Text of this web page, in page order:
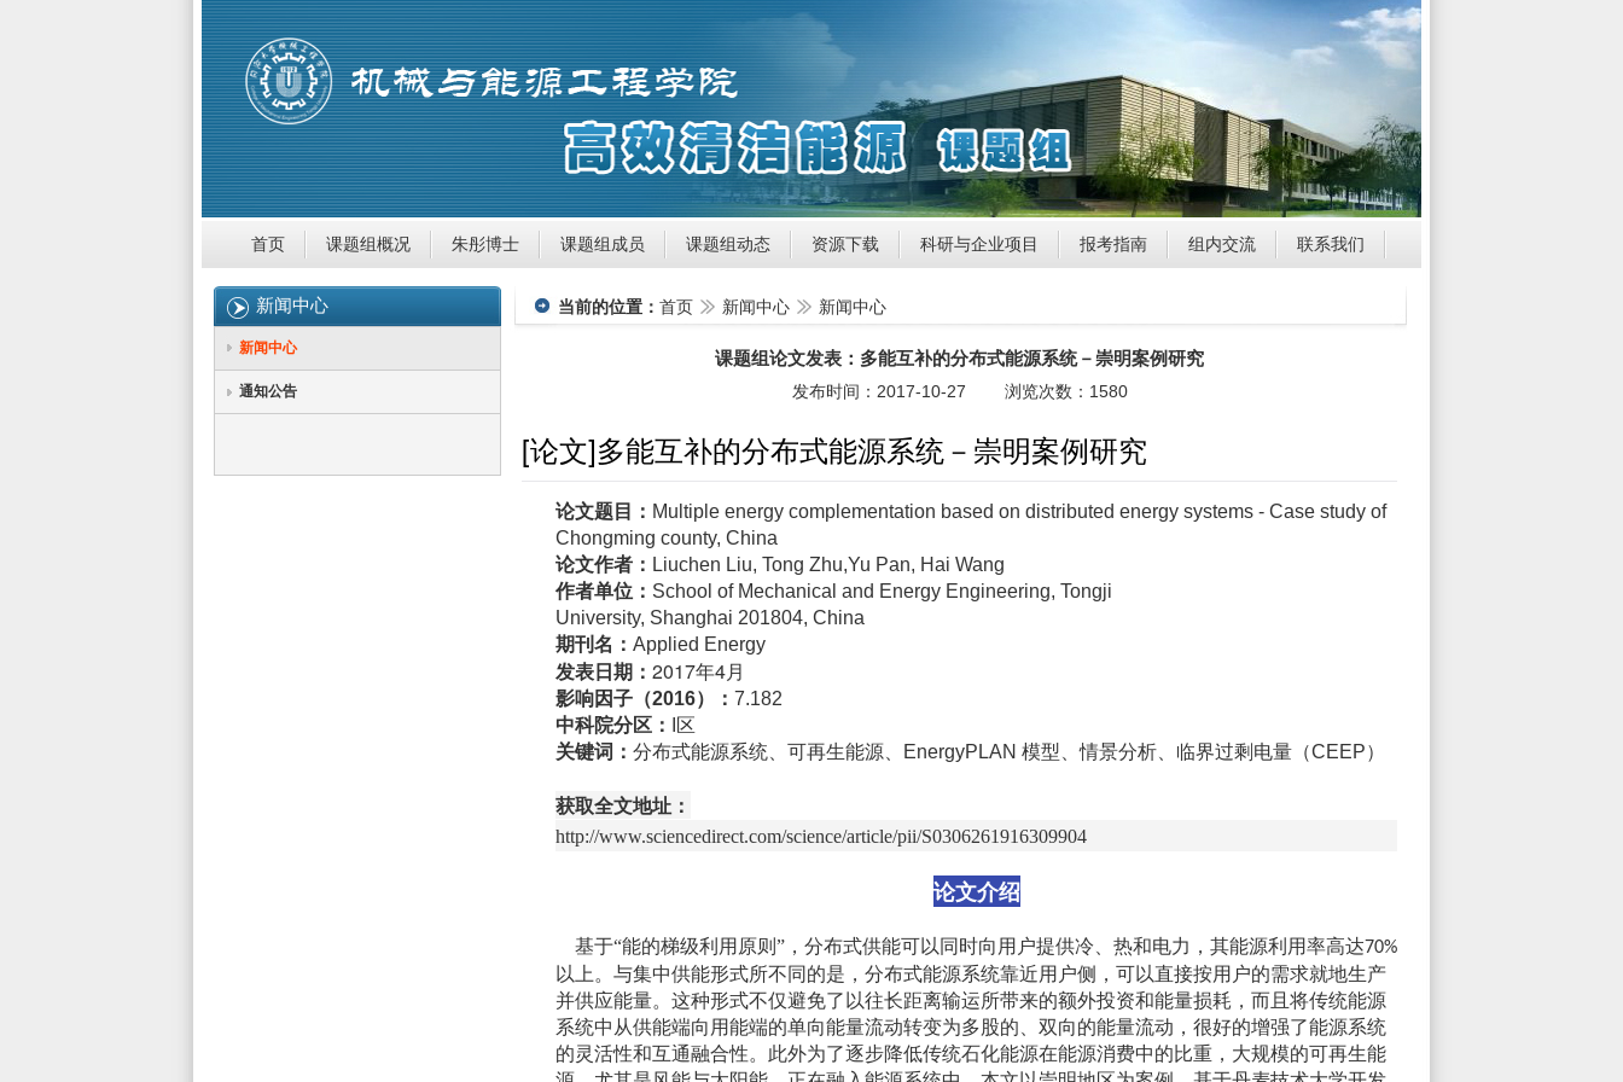
首页 课题组概况 朱彤博士 课题组成员 课题组动态 资源下载 科研与企业项目 报考指南 组内交流 联系我们
新闻中心
新闻中心
通知公告
当前的位置： 首页 新闻中心 新闻中心
课题组论文发表：多能互补的分布式能源系统－崇明案例研究
发布时间：2017-10-27 浏览次数： 1580
[论文]多能互补的分布式能源系统－崇明案例研究
论文题目： Multiple energy complementation based on distributed energy systems - Case study of
Chongming county, China
论文作者： Liuchen Liu, Tong Zhu,Yu Pan, Hai Wang
作者单位： School of Mechanical and Energy Engineering, Tongji
University, Shanghai 201804, China
期刊名： Applied Energy
发表日期： 2017年4月
影响因子（2016）： 7.182
中科院分区：
I区
关键词： 分布式能源系统、可再生能源、EnergyPLAN 模型、情景分析、临界过剩电量（CEEP）
获取全文地址：
http://www.sciencedirect.com/science/article/pii/S0306261916309904
论文介绍
基于“能的梯级利用原则”，分布式供能可以同时向用户提供冷、热和电力，其能源利用率高达70%
以上。与集中供能形式所不同的是，分布式能源系统靠近用户侧，可以直接按用户的需求就地生产
并供应能量。这种形式不仅避免了以往长距离输运所带来的额外投资和能量损耗，而且将传统能源
系统中从供能端向用能端的单向能量流动转变为多股的、双向的能量流动，很好的增强了能源系统
的灵活性和互通融合性。此外为了逐步降低传统石化能源在能源消费中的比重，大规模的可再生能